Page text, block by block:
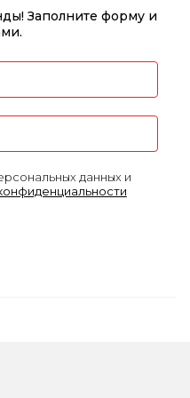
Заполните форму и
данных и